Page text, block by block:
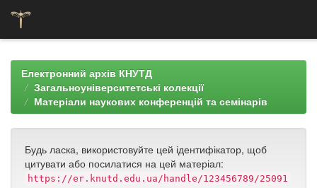
navigationЕлектронний архів КНУТД
Загальноуніверситетські колекції
Матеріали наукових конференцій та семінарів
Будь ласка, використовуйте цей ідентифікатор, щоб
цитувати або посилатися на цей матеріал:
https://er.knutd.edu.ua/handle/123456789/25091